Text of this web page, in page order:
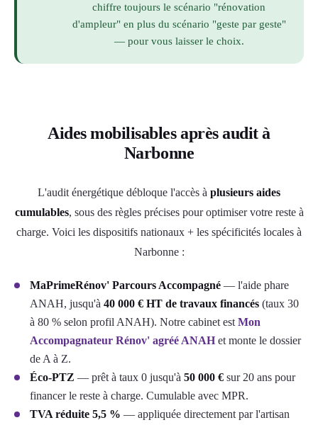
chiffre toujours le scénario "rénovation
d'ampleur" en plus du scénario "geste par geste"
— pour vous laisser le choix.
Aides mobilisables après audit à
Narbonne
L'audit énergétique débloque l'accès à plusieurs aides
cumulables, sous des règles précises pour optimiser votre reste à
charge. Voici les dispositifs nationaux + les spécificités locales à
Narbonne :
MaPrimeRénov' Parcours Accompagné — l'aide phare
ANAH, jusqu'à 40 000 € HT de travaux financés (taux 30
à 80 % selon profil ANAH). Notre cabinet est Mon
Accompagnateur Rénov' agréé ANAH et monte le dossier
de A à Z.
Éco-PTZ — prêt à taux 0 jusqu'à 50 000 € sur 20 ans pour
financer le reste à charge. Cumulable avec MPR.
TVA réduite 5,5 % — appliquée directement par l'artisan